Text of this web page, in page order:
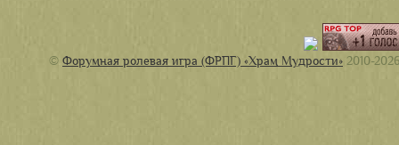
© Форумная ролевая игра (ФРПГ) «Храм Мудрости» 2010-